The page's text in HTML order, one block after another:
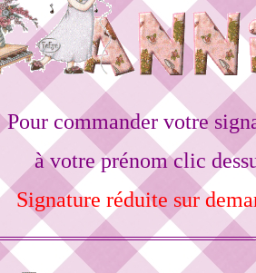
Pour commander votre
à votre prénom clic
Signature réduite sur